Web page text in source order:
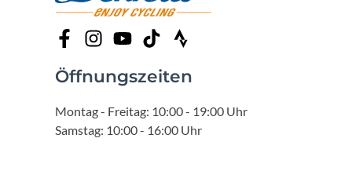
Öffnungszeiten
Montag - Freitag: 10:00 - 19:00 Uhr
Samstag: 10:00 - 16:00 Uhr